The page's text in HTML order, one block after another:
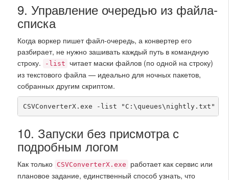
9. Управление очередью из файла-
списка
Когда воркер пишет файл-очередь, а конвертер его
разбирает, не нужно зашивать каждый путь в командную
строку.
-list читает маски файлов (по одной на строку)
из текстового файла — идеально для ночных пакетов,
собранных другим скриптом.
CSVConverterX.exe -list "C:\queues\nightly.txt"
10. Запуски без присмотра с
подробным логом
Как только CSVConverterX.exe
работает как сервис или
плановое задание, единственный способ узнать, что